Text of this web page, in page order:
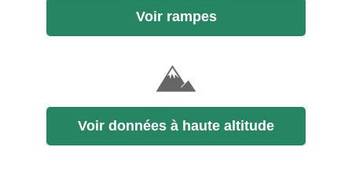
Voir rampes
Voir données à haute altitude